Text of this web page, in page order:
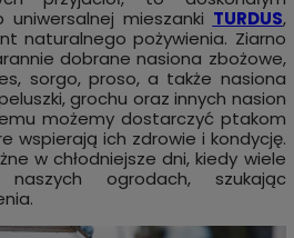
mieszanki TURDUS,
naturalnego pożywienia. Ziarno
dobrane nasiona zbożowe,
sorgo, proso, a także nasiona
grochu oraz innych nasion
możemy dostarczyć ptakom
wspierają ich zdrowie i kondycję.
w chłodniejsze dni, kiedy wiele
ogrodach, szukając